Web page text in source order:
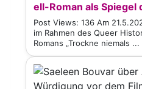
ell-Roman als Spiegel
Post Views: 136 Am
im Rahmen des Queer
Romans „Trockne niemals ...